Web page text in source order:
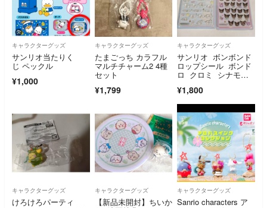
キャラクターグッズ
サンリオ当たりく
じ ペックル
¥1,000
キャラクターグッズ
たまごっち カラフル
マルチチャーム2 4種
セット
¥1,799
キャラクターグッズ
サンリオ ボンボンド
ロップシール ボンド
ロ クロミ シナモロ
¥1,800
キャラクターグッズ
けろけろパーティ
キャラクターグッズ
【新品未開封】ちいか
キャラクターグッズ
Sanrio characters ア